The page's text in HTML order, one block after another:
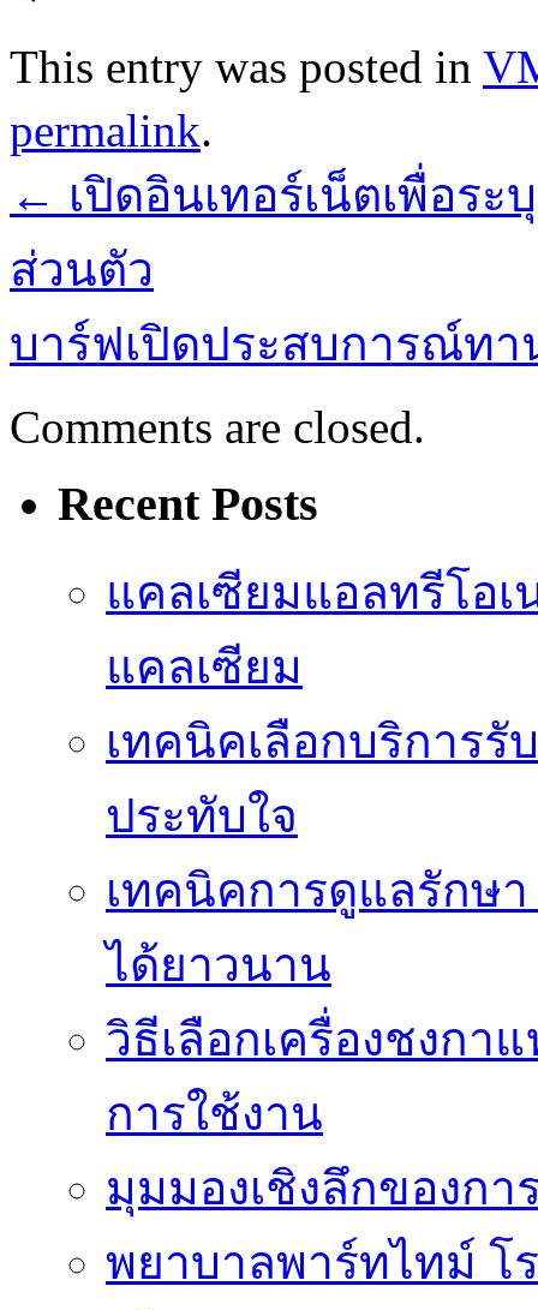
This entry was posted in
permalink.
← เปิดอินเทอร์เน็ตเพื่อร
ส่วนตัว
บาร์ฟเปิดประสบการณ์ท
Comments are closed.
Recent Posts
แคลเซียมแอลทรีโอ
แคลเซียม
เทคนิคเลือกบริการรั
ประทับใจ
เทคนิคการดูแลรักษา
ได้ยาวนาน
วิธีเลือกเครื่องชงกา
การใช้งาน
มุมมองเชิงลึกของก
พยาบาลพาร์ทไทม์ โ